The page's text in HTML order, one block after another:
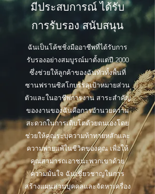
มีประสบการณ์ ได้รับ
การรับรอง สนับสนุน
ฉันเป็นโค้ชชิ่งมืออาชีพที่ได้รับการ
รับรองอย่างสมบูรณ์มาตั้งแต่ปี 2000
ซึ่งช่วยให้ลูกค้าของฉันทั่วทั้งพื้นที่
ซานฟรานซิสโกบรรลุเป้าหมายส่วน
ตัวและในอาชีพการงาน สาระสำคัญ
ของงานของฉันคือการอำนวยความ
สะดวกในการเติบโตด้วยตนเองโดย
ช่วยให้คุณระบุความท้าทายหลักและ
ความพ่ายแพ้ในชีวิตของคุณ เพื่อให้
คุณสามารถเอาชนะพวกเขาด้วย
ความมั่นใจ ฉันเชี่ยวชาญในการ
สร้างแผนส่วนบุคคลและจัดหาเครื่อง